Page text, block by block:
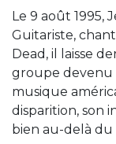
Le 9 août 1995,
Guitariste,
Dead, il laisse
groupe devenu
musique
disparition, son
bien au-delà